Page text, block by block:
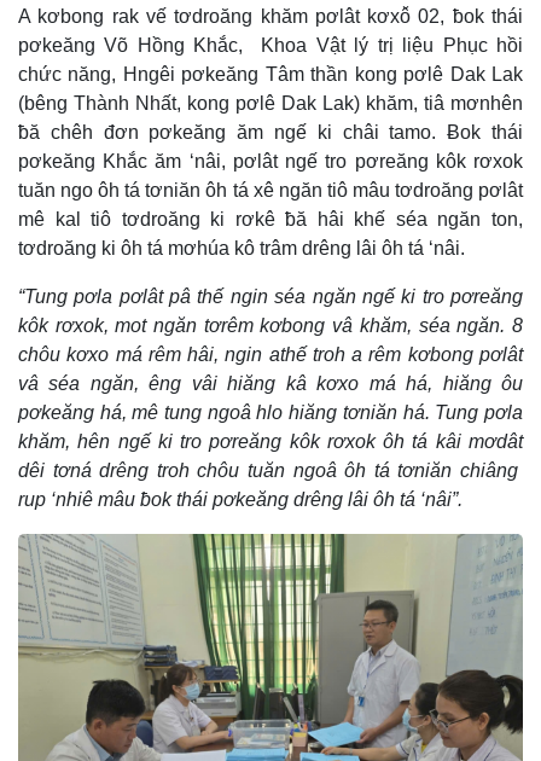
A kơbong rak vế tơdroăng khăm pơlât kơxô̆ 02, ƀok thái
pơkeăng Võ Hồng Khắc, Khoa Vật lý trị liệu Phục hồi
chức năng, Hngêi pơkeăng Tâm thần kong pơlê Dak Lak
(bêng Thành Nhất, kong pơlê Dak Lak) khăm, tiâ mơnhên
ƀă chêh đơn pơkeăng ăm ngế ki châi tamo. Ƀok thái
pơkeăng Khắc ăm ‘nâi, pơlât ngế tro pơreăng kôk rơxok
tuăn ngo ôh tá tơniăn ôh tá xê ngăn tiô mâu tơdroăng pơlât
mê kal tiô tơdroăng ki rơkê ƀă hâi khế séa ngăn ton,
tơdroăng ki ôh tá mơhúa kô trâm drêng lâi ôh tá ‘nâi.
“Tung pơla pơlât pâ thế ngin séa ngăn ngế ki tro pơreăng
kôk rơxok, mot ngăn tơrêm kơbong vâ khăm, séa ngăn. 8
chôu kơxo má rêm hâi, ngin athế troh a rêm kơbong pơlât
vâ séa ngăn, êng vâi hiăng kâ kơxo má há, hiăng ôu
pơkeăng há, mê tung ngoâ hlo hiăng tơniăn há. Tung pơla
khăm, hên ngế ki tro pơreăng kôk rơxok ôh tá kâi mơdât
dêi tơná drêng troh chôu tuăn ngoâ ôh tá tơniăn chiâng
rup ‘nhiê mâu ƀok thái pơkeăng drêng lâi ôh tá ‘nâi”.